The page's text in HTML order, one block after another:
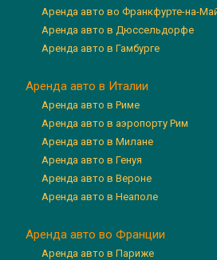
Аренда авто во Франкфурте-на-
Аренда авто в Дюссельдорфе
Аренда авто в Гамбурге
Аренда авто в Италии
Аренда авто в Риме
Аренда авто в аэропорту Рим
Аренда авто в Милане
Аренда авто в Генуя
Аренда авто в Вероне
Аренда авто в Неаполе
Аренда авто во Франции
Аренда авто в Париже